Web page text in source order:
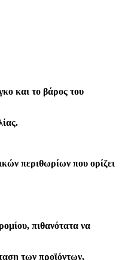
και το βάρος του
περιθωρίων που ορίζει
πιθανότατα να
των προϊόντων,